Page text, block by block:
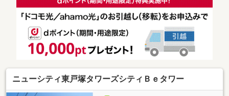
ボックス・ペット飼育可（細則あり）
ニューシティ東戸塚タワーズシティＢｅタワー